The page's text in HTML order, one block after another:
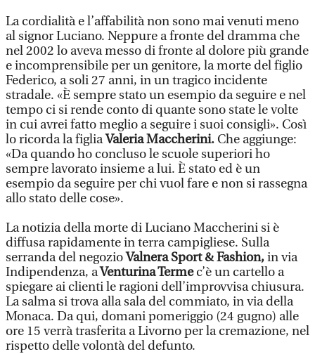
La cordialità e l’affabilità non sono mai venuti meno
al signor Luciano. Neppure a fronte del dramma che
nel 2002 lo aveva messo di fronte al dolore più grande
e incomprensibile per un genitore, la morte del figlio
Federico, a soli 27 anni, in un tragico incidente
stradale. «È sempre stato un esempio da seguire e nel
tempo ci si rende conto di quante sono state le volte
in cui avrei fatto meglio a seguire i suoi consigli». Così
lo ricorda la figliaValeria Maccherini. Che aggiunge:
«Da quando ho concluso le scuole superiori ho
sempre lavorato insieme a lui. È stato ed è un
esempio da seguire per chi vuol fare e non si rassegna
allo stato delle cose».
La notizia della morte di Luciano Maccherini si è
diffusa rapidamente in terra campigliese. Sulla
serranda del negozioValnera Sport & Fashion,in via
Indipendenza, aVenturina Termec’è un cartello a
spiegare ai clienti le ragioni dell’improvvisa chiusura.
La salma si trova alla sala del commiato, in via della
Monaca. Da qui, domani pomeriggio (24 gugno) alle
ore 15 verrà trasferita a Livorno per la cremazione, nel
rispetto delle volontà del defunto.